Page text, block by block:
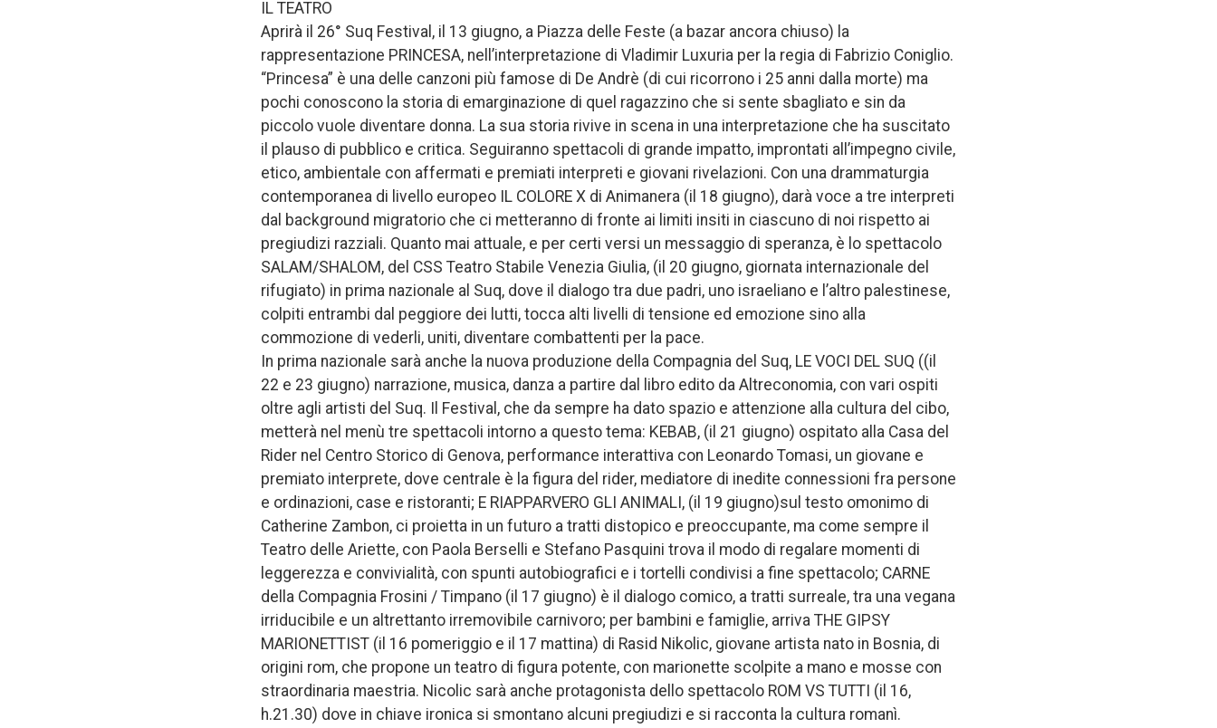
IL TEATRO
Aprirà il 26° Suq Festival, il 13 giugno, a Piazza delle Feste (a bazar ancora chiuso) la
rappresentazione PRINCESA, nell’interpretazione di Vladimir Luxuria per la regia di Fabrizio Coniglio.
“Princesa” è una delle canzoni più famose di De Andrè (di cui ricorrono i 25 anni dalla morte) ma
pochi conoscono la storia di emarginazione di quel ragazzino che si sente sbagliato e sin da
piccolo vuole diventare donna. La sua storia rivive in scena in una interpretazione che ha suscitato
il plauso di pubblico e critica. Seguiranno spettacoli di grande impatto, improntati all’impegno civile,
etico, ambientale con affermati e premiati interpreti e giovani rivelazioni. Con una drammaturgia
contemporanea di livello europeo IL COLORE X di Animanera (il 18 giugno), darà voce a tre interpreti
dal background migratorio che ci metteranno di fronte ai limiti insiti in ciascuno di noi rispetto ai
pregiudizi razziali. Quanto mai attuale, e per certi versi un messaggio di speranza, è lo spettacolo
SALAM/SHALOM, del CSS Teatro Stabile Venezia Giulia, (il 20 giugno, giornata internazionale del
rifugiato) in prima nazionale al Suq, dove il dialogo tra due padri, uno israeliano e l’altro palestinese,
colpiti entrambi dal peggiore dei lutti, tocca alti livelli di tensione ed emozione sino alla
commozione di vederli, uniti, diventare combattenti per la pace.
In prima nazionale sarà anche la nuova produzione della Compagnia del Suq, LE VOCI DEL SUQ ((il
22 e 23 giugno) narrazione, musica, danza a partire dal libro edito da Altreconomia, con vari ospiti
oltre agli artisti del Suq. Il Festival, che da sempre ha dato spazio e attenzione alla cultura del cibo,
metterà nel menù tre spettacoli intorno a questo tema: KEBAB, (il 21 giugno) ospitato alla Casa del
Rider nel Centro Storico di Genova, performance interattiva con Leonardo Tomasi, un giovane e
premiato interprete, dove centrale è la figura del rider, mediatore di inedite connessioni fra persone
e ordinazioni, case e ristoranti; E RIAPPARVERO GLI ANIMALI, (il 19 giugno)sul testo omonimo di
Catherine Zambon, ci proietta in un futuro a tratti distopico e preoccupante, ma come sempre il
Teatro delle Ariette, con Paola Berselli e Stefano Pasquini trova il modo di regalare momenti di
leggerezza e convivialità, con spunti autobiografici e i tortelli condivisi a fine spettacolo; CARNE
della Compagnia Frosini / Timpano (il 17 giugno) è il dialogo comico, a tratti surreale, tra una vegana
irriducibile e un altrettanto irremovibile carnivoro; per bambini e famiglie, arriva THE GIPSY
MARIONETTIST (il 16 pomeriggio e il 17 mattina) di Rasid Nikolic, giovane artista nato in Bosnia, di
origini rom, che propone un teatro di figura potente, con marionette scolpite a mano e mosse con
straordinaria maestria. Nicolic sarà anche protagonista dello spettacolo ROM VS TUTTI (il 16,
h.21.30) dove in chiave ironica si smontano alcuni pregiudizi e si racconta la cultura romanì.